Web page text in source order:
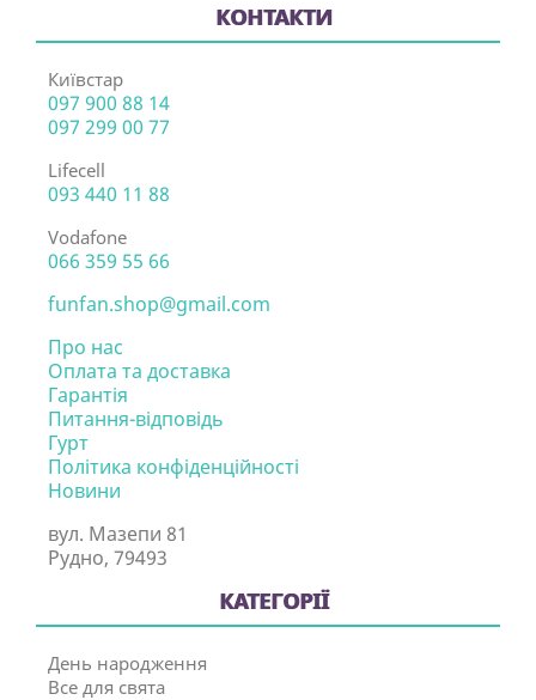
КОНТАКТИ
Київстар
097 900 88 14
097 299 00 77
Lifecell
093 440 11 88
Vodafone
066 359 55 66
funfan.shop@gmail.com
Про нас
Оплата та доставка
Гарантія
Питання-відповідь
Гурт
Політика конфіденційності
Новини
вул. Мазепи 81
Рудно, 79493
КАТЕГОРІЇ
День народження
Все для свята